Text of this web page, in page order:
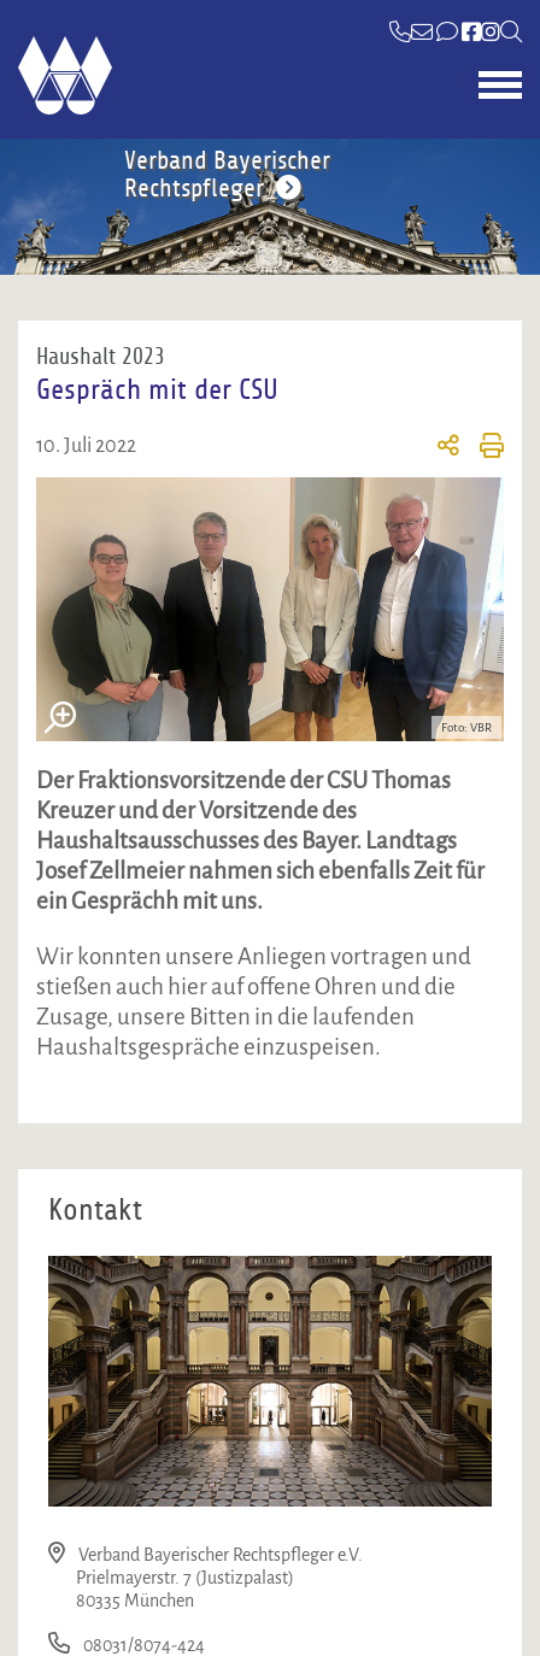
Verband Bayerischer
Rechtspfleger
Haushalt 2023
Gespräch mit der CSU
10. Juli 2022
Foto: VBR
Der Fraktionsvorsitzende der CSU Thomas
Kreuzer und der Vorsitzende des
Haushaltsausschusses des Bayer. Landtags
Josef Zellmeier nahmen sich ebenfalls Zeit für
ein Gesprächh mit uns.
Wir konnten unsere Anliegen vortragen und
stießen auch hier auf offene Ohren und die
Zusage, unsere Bitten in die laufenden
Haushaltsgespräche einzuspeisen.
Kontakt
Verband Bayerischer Rechtspfleger e.V.
Prielmayerstr. 7 (Justizpalast)
80335 München
08031/8074-424